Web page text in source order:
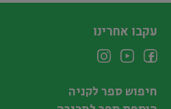
עקבו אחרינו
חיפוש ספר לקניה